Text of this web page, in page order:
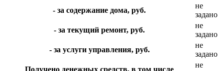
- за содержание дома, руб.
не
задано
- за текущий ремонт, руб.
не
задано
- за услуги управления, руб.
не
задано
не